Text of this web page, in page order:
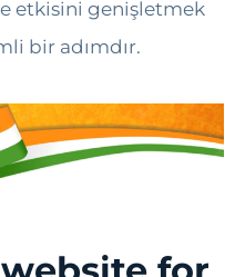
etkisini genişletmek
bir adımdır.